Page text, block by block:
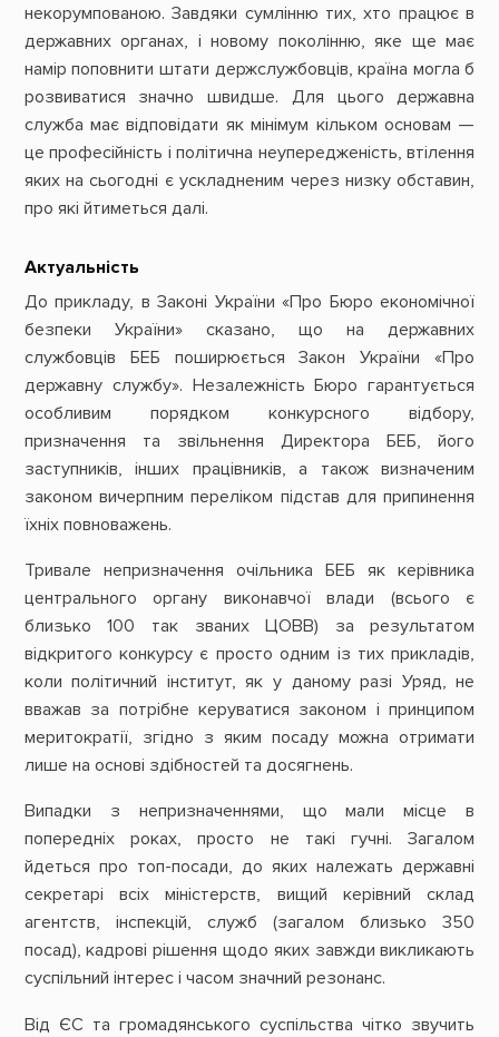
некорумпованою. Завдяки сумлінню тих, хто працює в
державних органах, і новому поколінню, яке ще має
намір поповнити штати держслужбовців, країна могла б
розвиватися значно швидше. Для цього державна
служба має відповідати як мінімум кільком основам —
це професійність і політична неупередженість, втілення
яких на сьогодні є ускладненим через низку обставин,
про які йтиметься далі.
Актуальність
До прикладу, в Законі України «Про Бюро економічної
безпеки України» сказано, що на державних
службовців БЕБ поширюється Закон України «Про
державну службу». Незалежність Бюро гарантується
особливим порядком конкурсного відбору,
призначення та звільнення Директора БЕБ, його
заступників, інших працівників, а також визначеним
законом вичерпним переліком підстав для припинення
їхніх повноважень.
Тривале непризначення очільника БЕБ як керівника
центрального органу виконавчої влади (всього є
близько 100 так званих ЦОВВ) за результатом
відкритого конкурсу є просто одним із тих прикладів,
коли політичний інститут, як у даному разі Уряд, не
вважав за потрібне керуватися законом і принципом
меритократії, згідно з яким посаду можна отримати
лише на основі здібностей та досягнень.
Випадки з непризначеннями, що мали місце в
попередніх роках, просто не такі гучні. Загалом
йдеться про топ-посади, до яких належать державні
секретарі всіх міністерств, вищий керівний склад
агентств, інспекцій, служб (загалом близько 350
посад), кадрові рішення щодо яких завжди викликають
суспільний інтерес і часом значний резонанс.
Від ЄС та громадянського суспільства чітко звучить